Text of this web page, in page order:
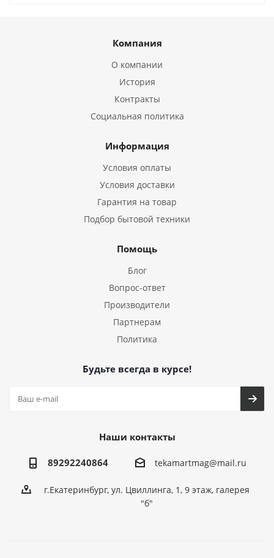
Компания
О компании
История
Контракты
Социальная политика
Информация
Условия оплаты
Условия доставки
Гарантия на товар
Подбор бытовой техники
Помощь
Блог
Вопрос-ответ
Производители
Партнерам
Политика
Будьте всегда в курсе!
Наши контакты
89292240864 tekamartmag@mail.ru
г.Екатеринбург, ул. Цвиллинга, 1, 9 этаж, галерея
"б"